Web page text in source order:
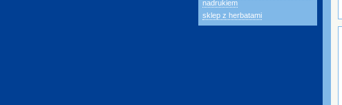
nadrukiem
sklep z herbatami